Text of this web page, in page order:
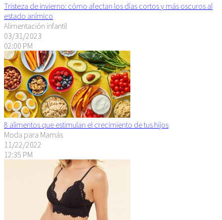
Tristeza de invierno: cómo afectan los días cortos y más oscuros al
estado anímico
Alimentación infantil
03/31/2023
02:00 PM
8 alimentos que estimulan el crecimiento de tus hijos
Moda para Mamás
11/22/2022
12:35 PM